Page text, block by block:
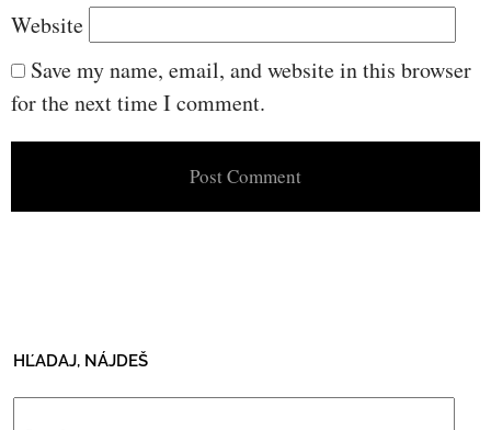
Website
Save my name, email, and website in this browser
for the next time I comment.
HĽADAJ, NÁJDEŠ